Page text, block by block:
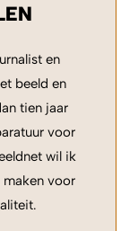
en
beeld en
tien jaar
voor
wil ik
voor